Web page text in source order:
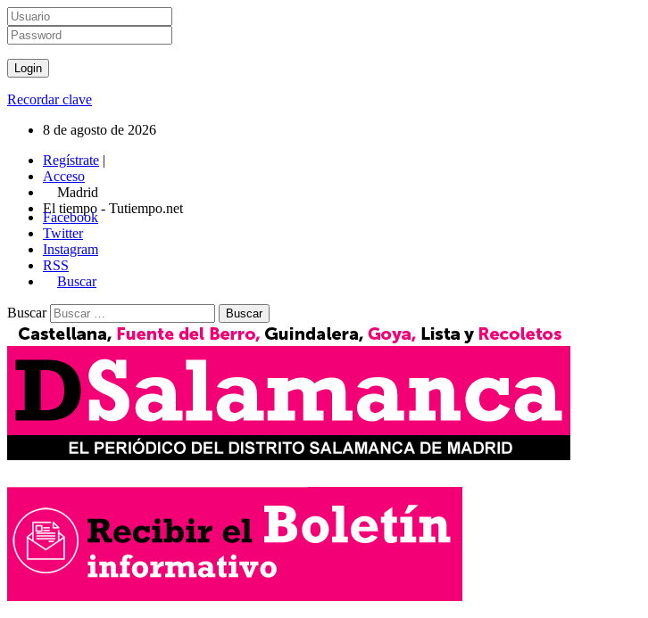
Recordar clave
8 de agosto de 2026
Regístrate |
Acceso
Madrid
El tiempo - Tutiempo.net
Facebook
Twitter
Instagram
RSS
Buscar
Buscar